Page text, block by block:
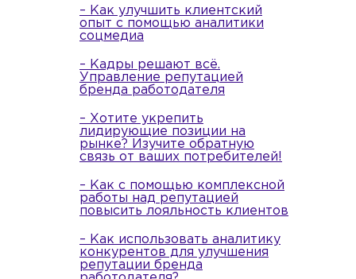
– Как улучшить клиентский
опыт с помощью аналитики
соцмедиа
– Кадры решают всё.
Управление репутацией
бренда работодателя
– Хотите укрепить
лидирующие позиции на
рынке? Изучите обратную
связь от ваших потребителей!
– Как с помощью комплексной
работы над репутацией
повысить лояльность клиентов
– Как использовать аналитику
конкурентов для улучшения
репутации бренда